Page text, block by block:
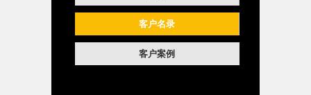
客户名录
客户案例